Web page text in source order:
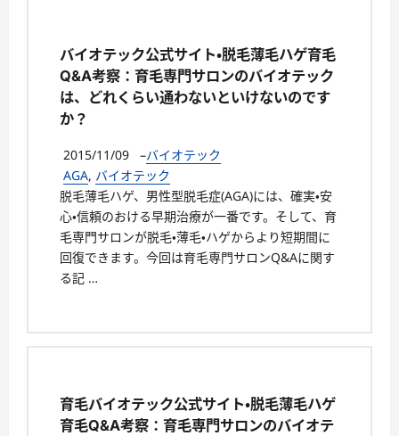
バイオテック公式サイト・脱毛薄毛ハゲ育毛
Q&A考察：育毛専門サロンのバイオテック
は、どれくらい通わないといけないのです
か？
2015/11/09 –バイオテック
AGA, バイオテック
脱毛薄毛ハゲ、男性型脱毛症(AGA)には、確実・安
心・信頼のおける早期治療が一番です。そして、育
毛専門サロンが脱毛・薄毛・ハゲからより短期間に
回復できます。今回は育毛専門サロンQ&Aに関す
る記 …
育毛バイオテック公式サイト・脱毛薄毛ハゲ
育毛Q&A考察：育毛専門サロンのバイオテ